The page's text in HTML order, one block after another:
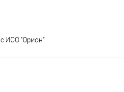
с ИСО "Орион"